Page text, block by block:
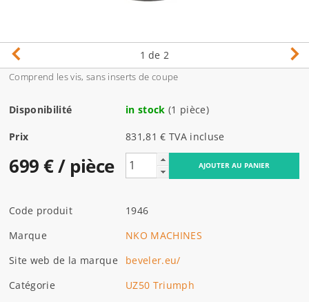
1 de 2
Comprend les vis, sans inserts de coupe
Disponibilité in stock (1 pièce)
Prix 831,81 € TVA incluse
699 €/ pièce
Code produit
1946
Marque
NKO MACHINES
Site web de la marque
beveler.eu/
Catégorie
UZ50 Triumph